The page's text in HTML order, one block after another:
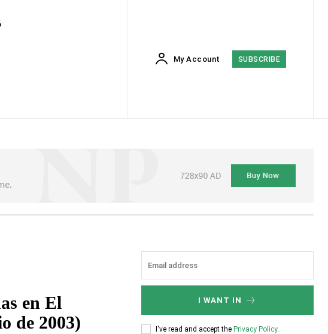
My Account SUBSCRIBE
en El
de 2003)
I WANT IN
I've read and accept the Privacy Policy.